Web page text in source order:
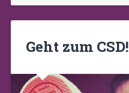
Geht zum CSD!